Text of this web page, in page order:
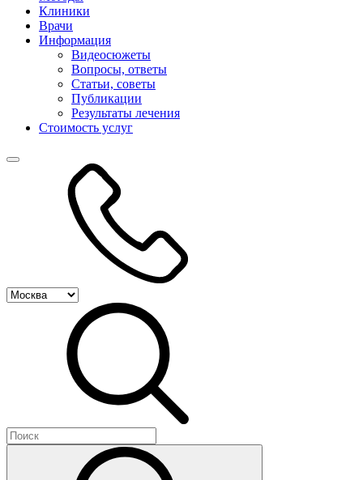
Клиники
Врачи
Информация
Видеосюжеты
Вопросы, ответы
Статьи, советы
Публикации
Результаты лечения
Стоимость услуг